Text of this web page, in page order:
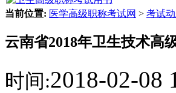
当前位置: 医学高级职称考试网 > 考试
云南省2018年卫生技术高
时间:2018-02-08